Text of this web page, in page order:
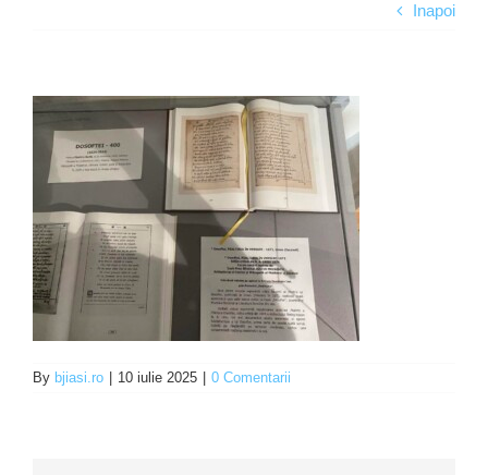
Inapoi
By bjiasi.ro 10 iulie 2025 0 Comentarii